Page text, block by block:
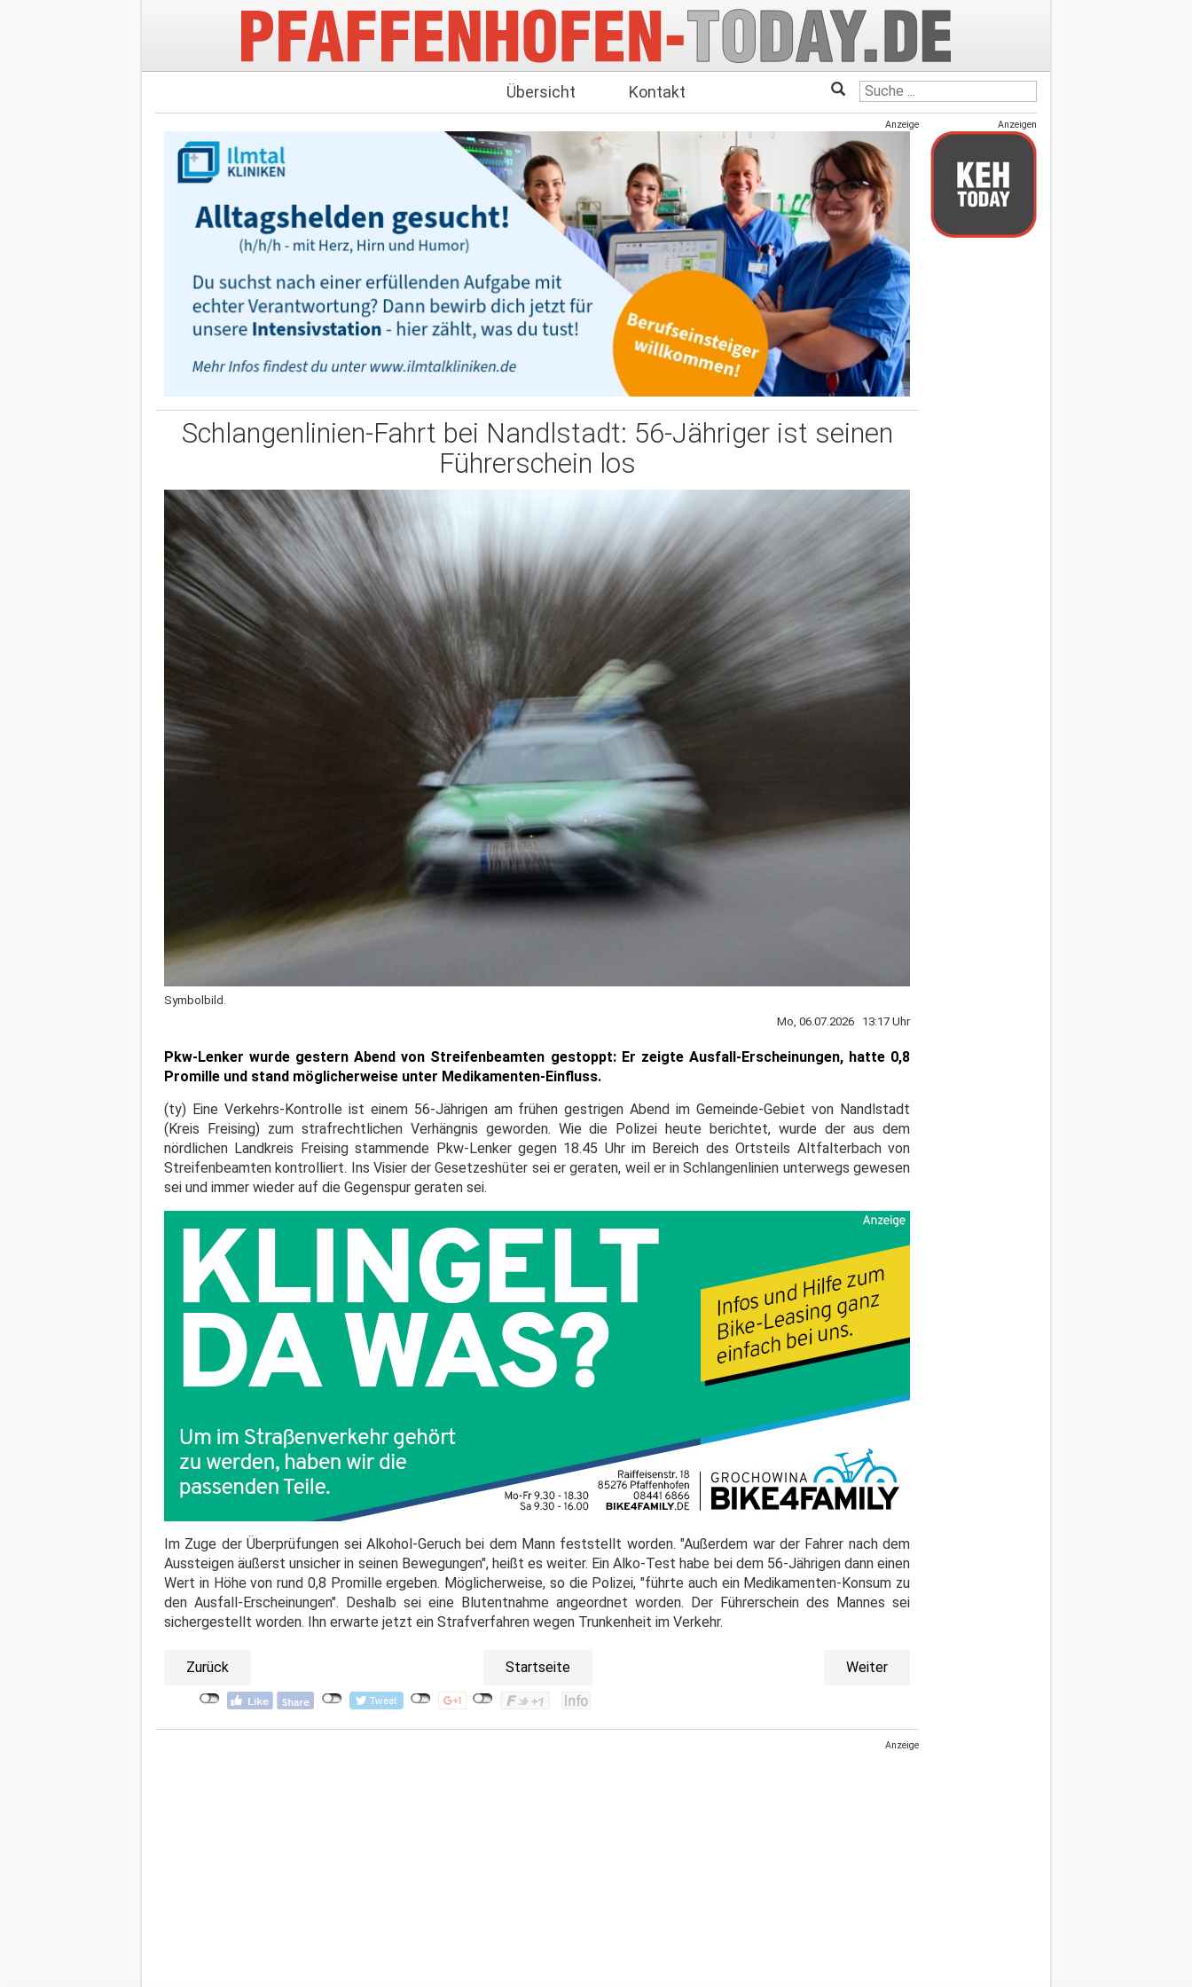
Übersicht Kontakt
Anzeige
Schlangenlinien-Fahrt bei Nandlstadt: 56-Jähriger ist seinen
Führerschein los
Symbolbild.
Mo, 06.07.2026 13:17 Uhr
Pkw-Lenker wurde gestern Abend von Streifenbeamten gestoppt: Er zeigte Ausfall-Erscheinungen, hatte 0,8
Promille und stand möglicherweise unter Medikamenten-Einfluss.
(ty) Eine Verkehrs-Kontrolle ist einem 56-Jährigen am frühen gestrigen Abend im Gemeinde-Gebiet von Nandlstadt
(Kreis Freising) zum strafrechtlichen Verhängnis geworden. Wie die Polizei heute berichtet, wurde der aus dem
nördlichen Landkreis Freising stammende Pkw-Lenker gegen 18.45 Uhr im Bereich des Ortsteils Altfalterbach von
Streifenbeamten kontrolliert. Ins Visier der Gesetzeshüter sei er geraten, weil er in Schlangenlinien unterwegs gewesen
sei und immer wieder auf die Gegenspur geraten sei.
Im Zuge der Überprüfungen sei Alkohol-Geruch bei dem Mann feststellt worden. "Außerdem war der Fahrer nach dem
Aussteigen äußerst unsicher in seinen Bewegungen", heißt es weiter. Ein Alko-Test habe bei dem 56-Jährigen dann einen
Wert in Höhe von rund 0,8 Promille ergeben. Möglicherweise, so die Polizei, "führte auch ein Medikamenten-Konsum zu
den Ausfall-Erscheinungen". Deshalb sei eine Blutentnahme angeordnet worden. Der Führerschein des Mannes sei
sichergestellt worden. Ihn erwarte jetzt ein Strafverfahren wegen Trunkenheit im Verkehr.
Zurück Startseite Weiter
Anzeige
Anzeigen